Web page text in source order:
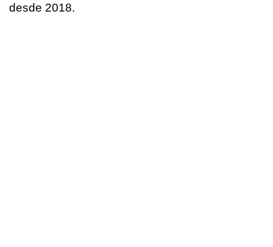
desde 2018.